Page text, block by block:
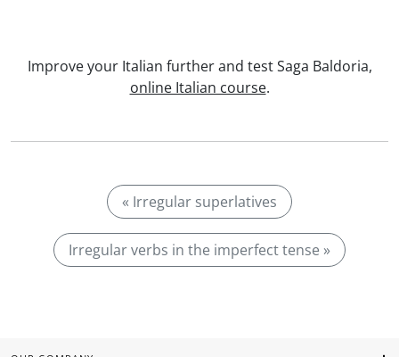
Improve your Italian further and test Saga Baldoria,
online Italian course.
« Irregular superlatives
Irregular verbs in the imperfect tense »